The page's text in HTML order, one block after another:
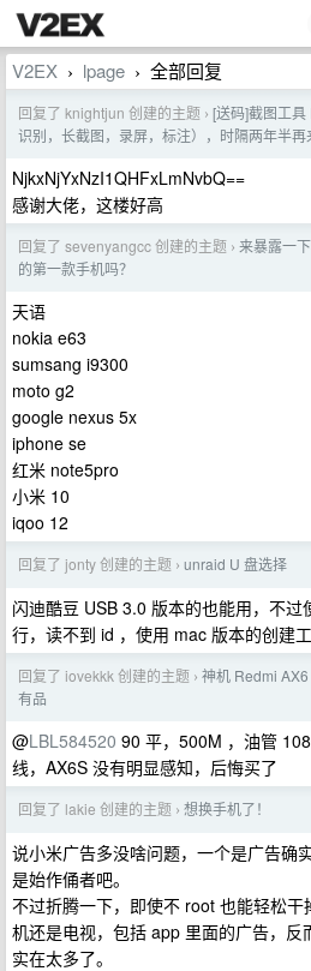
V2EX › lpage › 全部回复
回复了 knightjun 创建的主题 › [送码]截图工
识别，长截图，录屏，标注），时隔两年半再
NjkxNjYxNzI1QHFxLmNvbQ==
感谢大佬，这楼好高
回复了 sevenyangcc 创建的主题 › 来暴露一
的第一款手机吗？
天语
nokia e63
sumsang i9300
moto g2
google nexus 5x
iphone se
红米 note5pro
小米 10
iqoo 12
回复了 jonty 创建的主题 › unraid U 盘选择
闪迪酷豆 USB 3.0 版本的也能用，不
行，读不到 id ，使用 mac 版本的创建
回复了 iovekkk 创建的主题 › 神机 Redmi
有品
@LBL584520 90 平，500M ，油管
线，AX6S 没有明显感知，后悔买了
回复了 lakie 创建的主题 › 想换手机了！
说小米广告多没啥问题，一个是广告确
是始作俑者吧。
不过折腾一下，即使不 root 也能轻松
机还是电视，包括 app 里面的广告，
实在太多了。